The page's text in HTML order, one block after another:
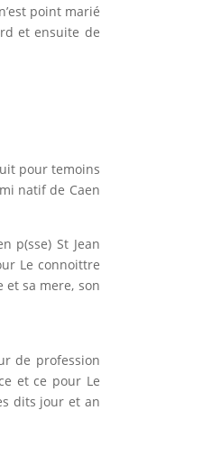
point marié
et ensuite de
pour temoins
natif de Caen
p(sse) St Jean
Le connoittre
et sa mere, son
de profession
et ce pour Le
dits jour et an